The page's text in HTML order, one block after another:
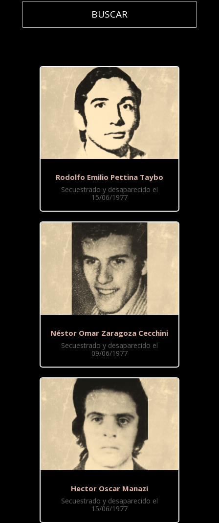
Rodolfo Emilio Pettina Taybo
Secuestrado y desaparecido el
15/06/1977
Néstor Omar Zaragoza Cecchini
Secuestrado y desaparecido el
09/06/1977
Hector Oscar Manazi
Secuestrado y desaparecido el
15/06/1977